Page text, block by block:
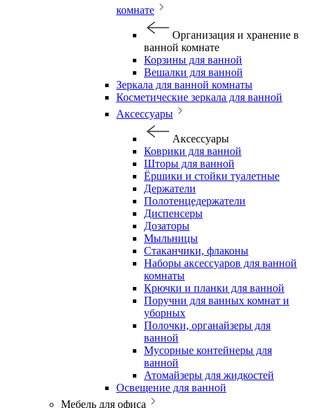
комнате
Организация и хранение в
ванной комнате
Корзины для ванной
Вешалки для ванной
Зеркала для ванной комнаты
Косметические зеркала для ванной
Аксессуары
Аксессуары
Коврики для ванной
Шторы для ванной
Ёршики и стойки туалетные
Держатели
Полотенцедержатели
Диспенсеры
Дозаторы
Мыльницы
Стаканчики, флаконы
Наборы аксессуаров для ванной
комнаты
Крючки и планки для ванной
Поручни для ванных комнат и
уборных
Полочки, органайзеры для
ванной
Мусорные контейнеры для
ванной
Атомайзеры для жидкостей
Освещение для ванной
Мебель для офиса